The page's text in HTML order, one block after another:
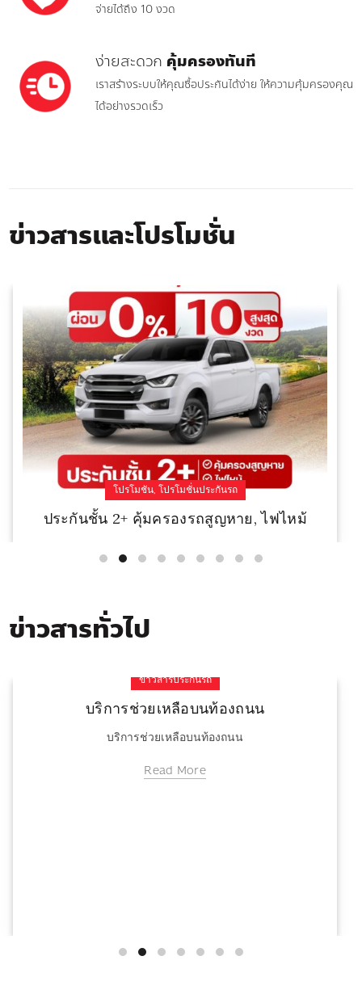
จ่ายได้ถึง 10 งวด
ง่ายสะดวก คุ้มครองทันที
เราสร้างระบบให้คุณซื้อประกันได้ง่าย ให้ความคุ้มครองคุณ
ได้อย่างรวดเร็ว
ข่าวสารและโปรโมชั่น
โปรโมชัน, โปรโมชั่นประกันรถ
ประกันชั้น 2+ คุ้มครองรถสูญหาย, ไฟไหม้
Read More
ข่าวสารทั่วไป